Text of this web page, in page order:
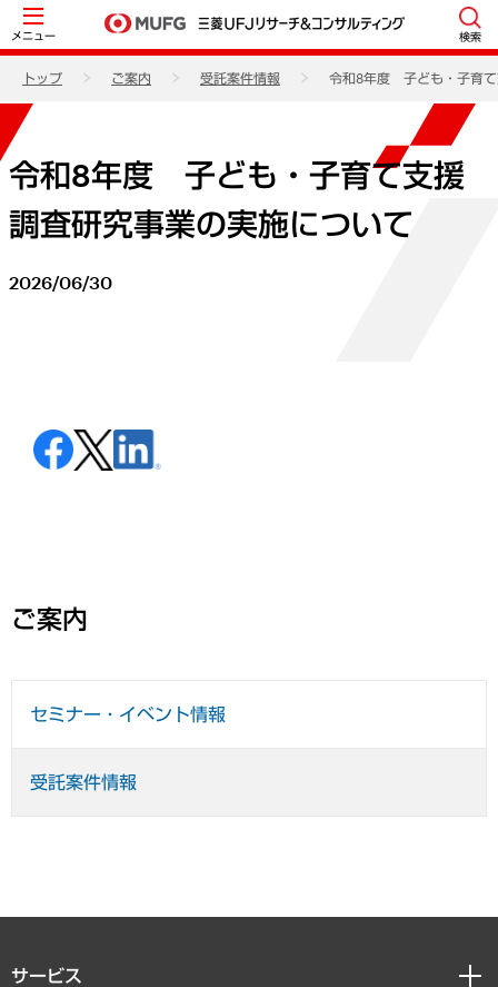
メニュー 検索
トップ ご案内 受託案件情報 令和8年度 子ども・子育て
令和8年度 子ども・子育て支援
調査研究事業の実施について
2026/06/30
ご案内
セミナー・イベント情報
受託案件情報
サービス